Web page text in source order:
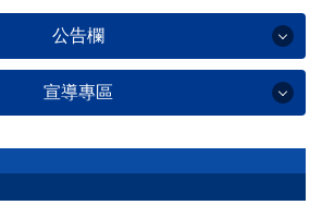
公告欄
宣導專區